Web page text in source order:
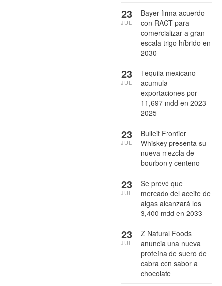
Bayer firma acuerdo
con RAGT para
comercializar a gran
escala trigo híbrido en
2030
23
JUL
Tequila mexicano
acumula
exportaciones por
11,697 mdd en 2023-
2025
23
JUL
Bulleit Frontier
Whiskey presenta su
nueva mezcla de
bourbon y centeno
23
JUL
Se prevé que
mercado del aceite de
algas alcanzará los
3,400 mdd en 2033
23
JUL
Z Natural Foods
anuncia una nueva
proteína de suero de
cabra con sabor a
chocolate
23
JUL